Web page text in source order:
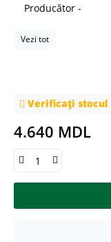
Producător -
Vezi tot
Verificați stocul
4.640 MDL